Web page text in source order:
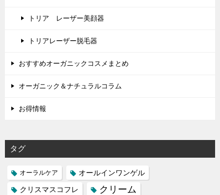
トリア レーザー美顔器
トリアレーザー脱毛器
おすすめオーガニックコスメまとめ
オーガニック＆ナチュラルコラム
お得情報
タグ
オーラルケア
オールインワンゲル
クリスマスコフレ
クリーム